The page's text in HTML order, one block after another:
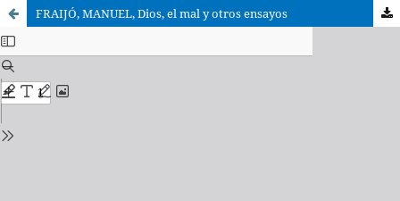
FRAIJÓ, MANUEL, Dios, el mal y otros ensayos